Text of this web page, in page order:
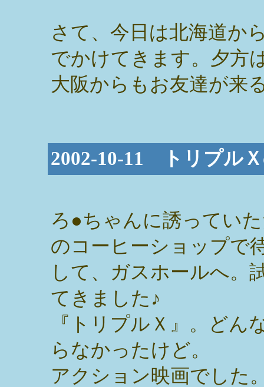
さて、今日は北海道か
でかけてきます。夕方
大阪からもお友達が来
2002-10-11 トリプル
ろ●ちゃんに誘ってい
のコーヒーショップで
して、ガスホールへ。
てきました♪
『トリプルＸ』。どん
らなかったけど。
アクション映画でした